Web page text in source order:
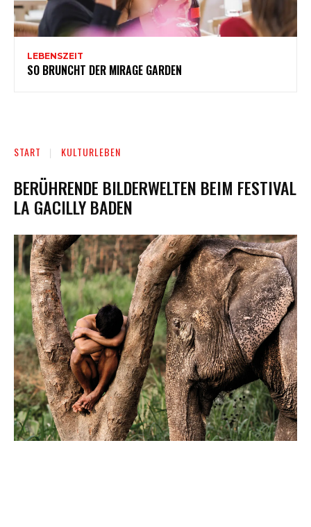
LEBENSZEIT
SO BRUNCHT DER MIRAGE GARDEN